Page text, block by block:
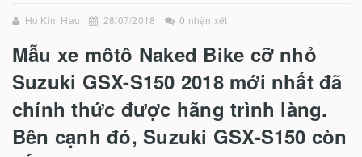
Ho Kim Hau 28/07/2018 0 nhận xét
Mẫu xe môtô Naked Bike cỡ nhỏ
Suzuki GSX-S150 2018 mới nhất đã
chính thức được hãng trình làng.
Bên cạnh đó, Suzuki GSX-S150 còn